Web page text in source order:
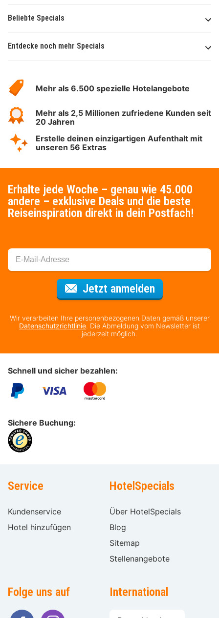
Beliebte Specials
Entdecke noch mehr Specials
Hotelspecials
Mehr als 6.500 spezielle Hotelangebote
Mehr als 2,5 Millionen zufriedene Kunden seit
20 Jahren
Erstelle deinen einzigartigen Aufenthalt mit
unseren 56 Extras
Erhalte jede Woche – genau wie 45.000
andere – exklusive Deals und die beste
Reiseinspiration direkt in dein Postfach!
Jetzt anmeldenFür den
Wir verarbeiten Ihre personenbezogenen Daten gemäß unserer
Datenschutzrichtlinie. Die Abmeldung vom Newsletter ist
jederzeit möglich.
Schnell und sicher bezahlen:
Sichere Buchung:
Service
Kundenservice
Hotel hinzufügen
HotelSpecials
Über HotelSpecials
Blog
Sitemap
Stellenangebote
Folge uns auf International